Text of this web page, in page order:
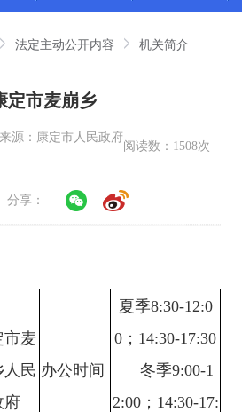
法定主动公开内容 机关简介
定市麦崩乡
来源： 康定市人民政府
阅读数： 1508次
分享：
市麦
人民
府
办公时间
夏季8:30-12:0
0； 14:30-17:30
冬季9:00-1
2:00；14:30-17: